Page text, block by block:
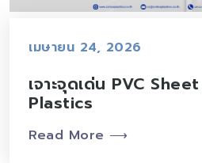
เมษายน 24, 2026
เจาะจุดเด่น PVC
Plastics
Read More ⟶